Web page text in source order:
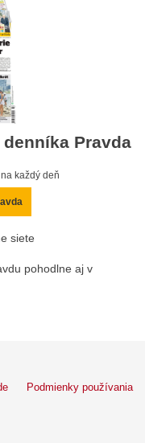
Pravda
každý deň
siete
pohodlne aj v
Podmienky používania